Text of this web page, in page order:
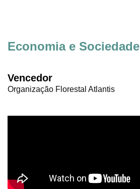
Economia e Sociedade
Vencedor
Organização Florestal Atlantis